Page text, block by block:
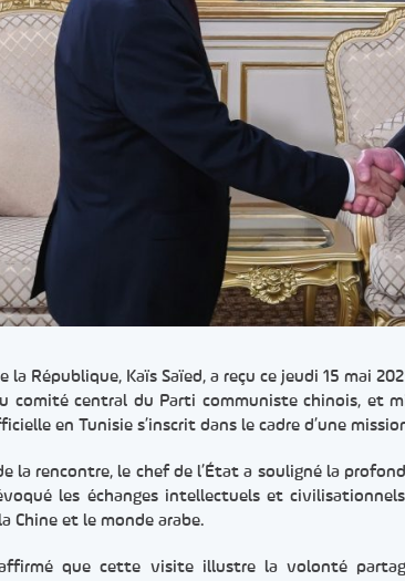
la République, Kaïs Saïed, a reçu ce jeudi 15 mai
comité central du Parti communiste chinois, et
en Tunisie s’inscrit dans le cadre d’une
la rencontre, le chef de l’État a souligné la
les échanges intellectuels et
Chine et le monde arabe.
que cette visite illustre la volonté